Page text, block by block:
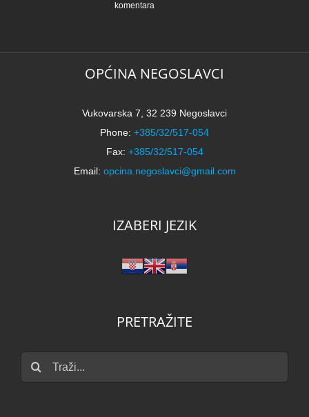
komentara
OPĆINA NEGOSLAVCI
Vukovarska 7, 32 239 Negoslavci
Phone: +385/32/517-054
Fax: +385/32/517-054
Email: opcina.negoslavci@gmail.com
IZABERI JEZIK
PRETRAŽITE
Traži...